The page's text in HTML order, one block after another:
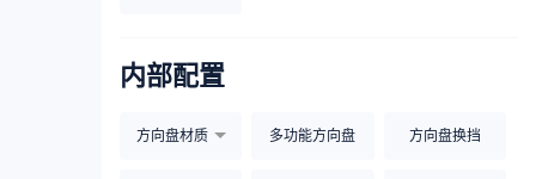
内部配置
方向盘材质 多功能方向盘 方向盘换挡